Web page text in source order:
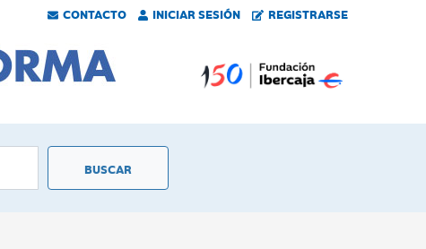
CONTACTO INICIAR SESIÓN REGISTRARSE